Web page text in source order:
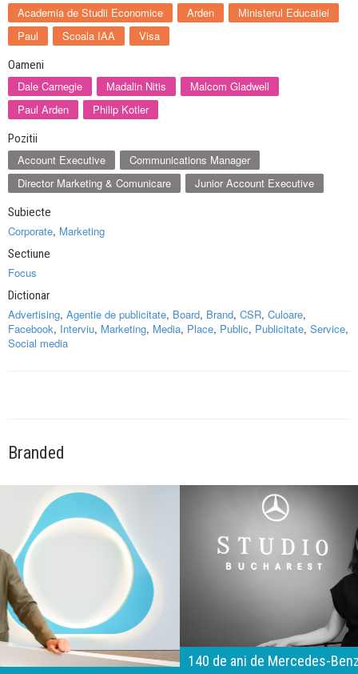
Academia de Studii Economice Arden
Ministerul Educatiei
Paul
Scoala IAA Visa
Oameni
Dale Carnegie Madalin Nitis
Malcom Gladwell
Paul Arden
Philip Kotler
Pozitii
Account Executive
Communications Manager
Director Marketing & Comunicare
Junior Account Executive
Subiecte
Corporate, Marketing
Sectiune
Focus
Dictionar
Advertising, Agentie de publicitate, Board, Brand, CSR, Culoare,
Facebook, Interviu, Marketing, Media, Place, Public, Publicitate, Service,
Social media
Branded
140 de ani de Mercedes-Benz. Ramona Pîrlog: Cel mai